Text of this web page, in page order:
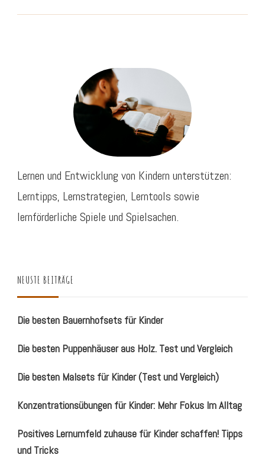
Lernen und Entwicklung von Kindern unterstützen:
Lerntipps, Lernstrategien, Lerntools sowie
lernförderliche Spiele und Spielsachen.
NEUSTE BEITRÄGE
Die besten Bauernhofsets für Kinder
Die besten Puppenhäuser aus Holz. Test und Vergleich
Die besten Malsets für Kinder (Test und Vergleich)
Konzentrationsübungen für Kinder: Mehr Fokus Im Alltag
Positives Lernumfeld zuhause für Kinder schaffen! Tipps
und Tricks